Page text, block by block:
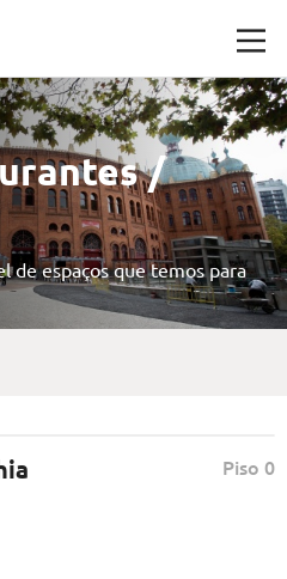
/
de espaços que temos para
Piso 0